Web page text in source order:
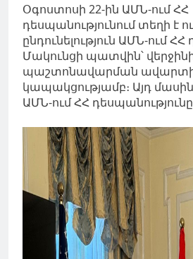
Օգոստոսի 22-ին ԱՄՆ-ում ՀՀ
դեսպանությունում տեղի է
ընդունելություն ԱՄՆ-ում
Մակունցի պատվին՝
պաշտոնավարման
կապակցությամբ։ Այդ
ԱՄՆ-ում ՀՀ